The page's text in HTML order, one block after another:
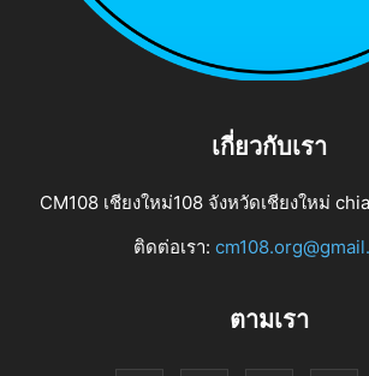
เกี่ยวกับเรา
CM108 เชียงใหม่108 จังหวัดเชียงใหม่
ติดต่อเรา:
ตามเรา